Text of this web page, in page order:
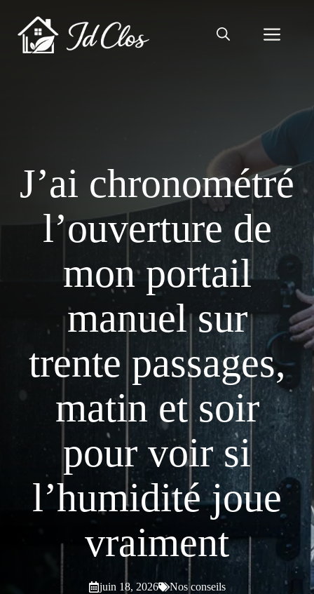
contenu
J’ai chronométré
l’ouverture de
mon portail
manuel sur
trente passages,
matin et soir
pour voir si
l’humidité joue
vraiment
juin 18, 2026 Nos conseils